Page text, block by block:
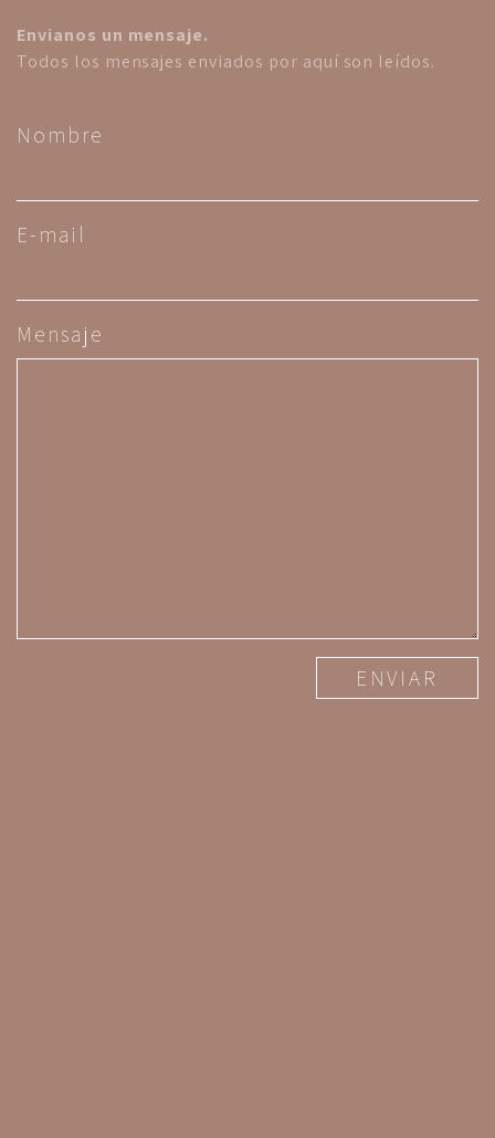
Envianos un mensaje.
Todos los mensajes enviados por aquí son leídos.
Nombre
E-mail
Mensaje
ENVIAR